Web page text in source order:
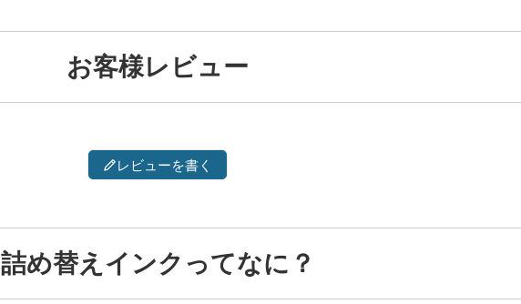
お客様レビュー
レビューを書く
詰め替えインクってなに？